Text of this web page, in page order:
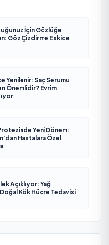
İçin Gözlüğe
Göz Çizdirme Eskide
Yenilenir: Saç Serumu
Önemlidir? Evrim
Yeni Dönem:
Hastalara Özel
Açıklıyor: Yağ
Kök Hücre Tedavisi